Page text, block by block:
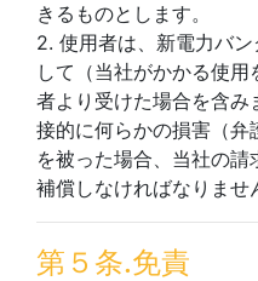
きるものとします。
2. 使用者は、新電力バ
して（当社がかかる使
者より受けた場合を含み
接的に何らかの損害（弁
を被った場合、当社の
補償しなければなりませ
第５条.免責